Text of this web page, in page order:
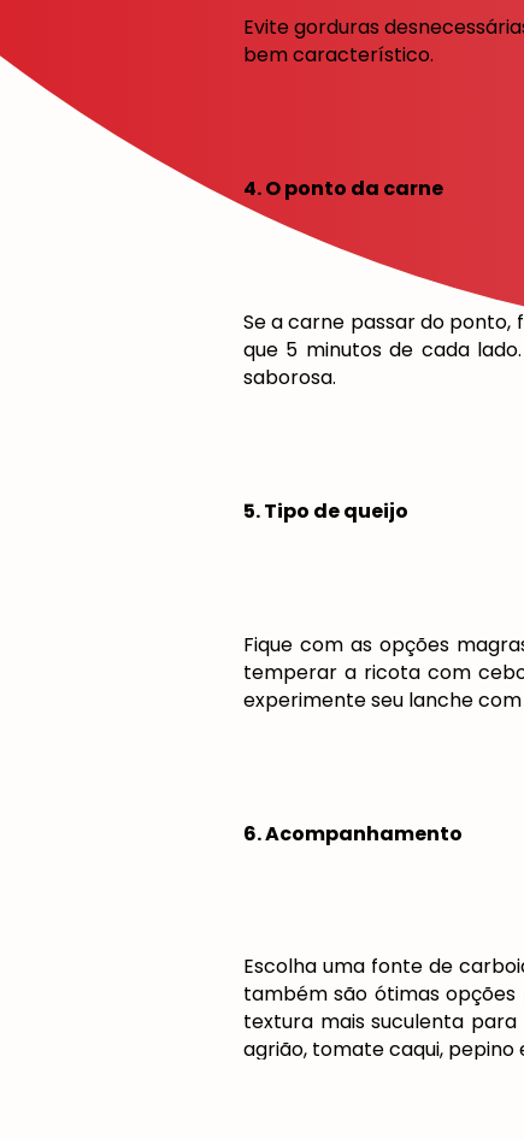
Evite gorduras
bem característico.
4. O ponto da carne
Se a carne passar do
que 5 minutos de cada
saborosa.
5. Tipo de queijo
Fique com as opções
temperar a ricota com
experimente seu lanche
6. Acompanhamento
Escolha uma fonte de
também são ótimas
textura mais suculenta
agrião, tomate caqui, pepino